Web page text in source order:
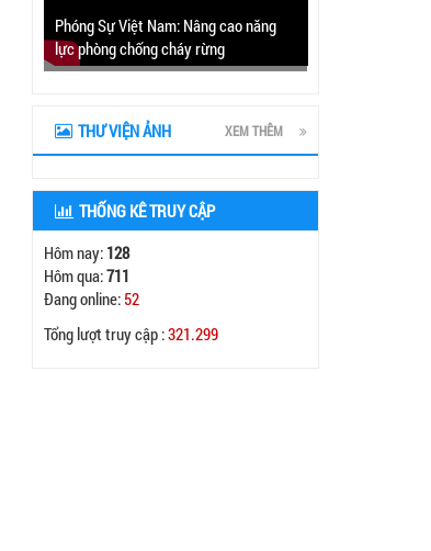
Phóng Sự Việt Nam: Nâng cao năng
lực phòng chống cháy rừng
THƯ VIỆN ẢNH XEM THÊM
THỐNG KÊ TRUY CẬP
Hôm nay: 128
Hôm qua:711
Đang online: 52
Tổng lượt truy cập :321.299